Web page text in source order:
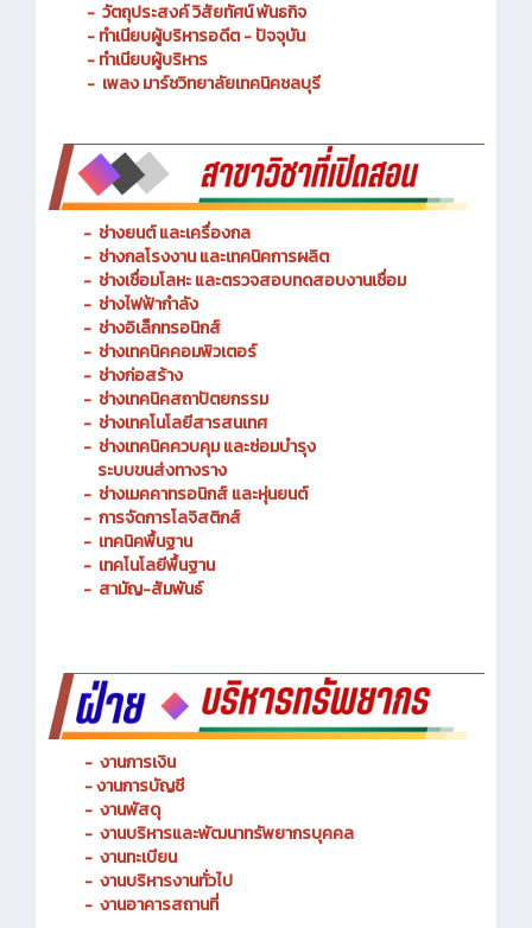
- ประวัติความเป็นมา
- วัตถุประสงค์ วิสัยทัศน์ พันธกิจ
- ทำเนียบผู้บริหารอดีต - ปัจจุบัน
- ทำเนียบผู้บริหาร
- ช่างยนต์ และเครื่องกล
- ช่างกลโรงงาน และเทคนิคการผลิต
- ช่างเชื่อมโลหะ และตรวจสอบทดสอบงานเชื่อม
- ช่างไฟฟ้ากำลัง
- ช่างอิเล็กทรอนิกส์
- ช่างเทคนิคคอมพิวเตอร์
- ช่างก่อสร้าง
- ช่างเทคนิคสถาปัตยกรรม
- ช่างเทคโนโลยีสารสนเทศ
ช่างเทคนิคควบคุม และซ่อมบำรุง
ระบบขนส่งทางราง
- ช่างเมคคาทรอนิกส์ และหุ่นยนต์
- การจัดการโลจิสติกส์
- เทคนิคพื้นฐาน
- เทคโนโลยีพื้นฐาน
-งานการเงิน
- งานการบัญชี
- งานพัสดุ
- งานบริหารและพัฒนาทรัพยากรบุคคล
- งานทะเบียน
- งานบริหารงานทั่วไป